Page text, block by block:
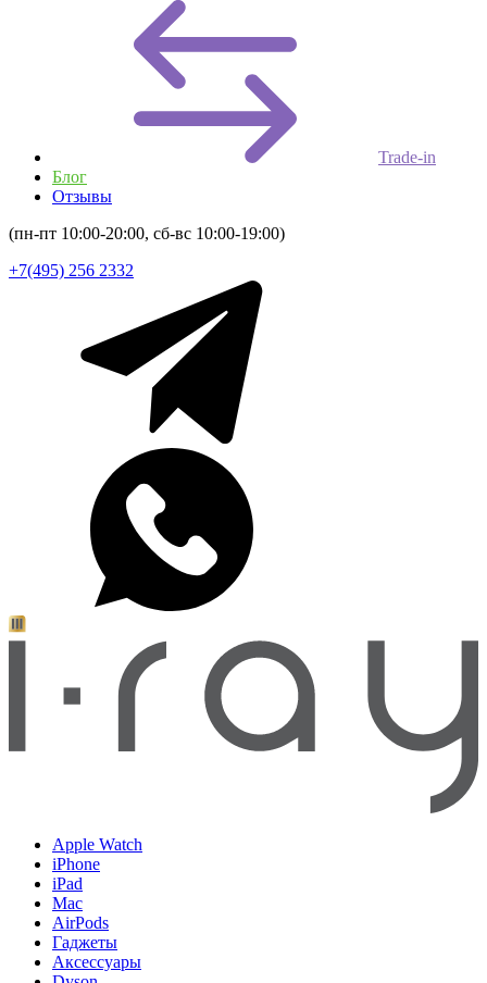
Trade-in
Блог
Отзывы
(пн-пт 10:00-20:00, сб-вс 10:00-19:00)
+7(495) 256 2332
Apple Watch
iPhone
iPad
Mac
AirPods
Гаджеты
Аксессуары